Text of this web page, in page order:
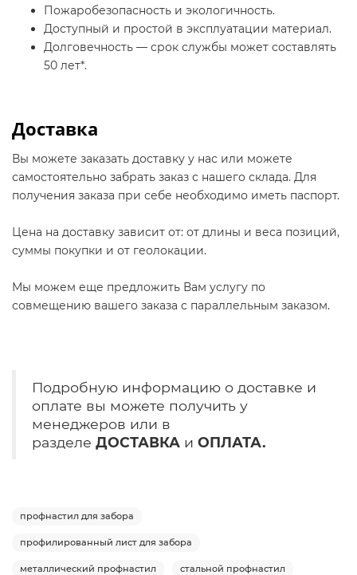
Пожаробезопасность и экологичность.
Доступный и простой в эксплуатации материал.
Долговечность — срок службы может составлять
50 лет*.
Доставка
Вы можете заказать доставку у нас или можете
самостоятельно забрать заказ с нашего склада. Для
получения заказа при себе необходимо иметь паспорт.
Цена на доставку зависит от: от длины и веса позиций,
суммы покупки и от геолокации.
Мы можем еще предложить Вам услугу по
совмещению вашего заказа с параллельным заказом.
Подробную информацию о доставке и
оплате вы можете получить у
менеджеров или в
разделе ДОСТАВКА и ОПЛАТА.
профнастил для забора
профилированный лист для забора
металлический профнастил стальной профнастил